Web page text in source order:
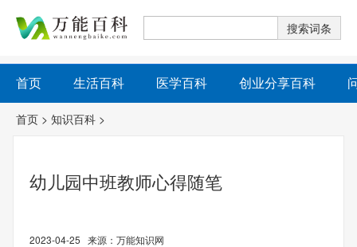
首页 生活百科 医学百科 创业分享百科
首页 > 知识百科 >
幼儿园中班教师心得随笔
2023-04-25 来源：万能知识网